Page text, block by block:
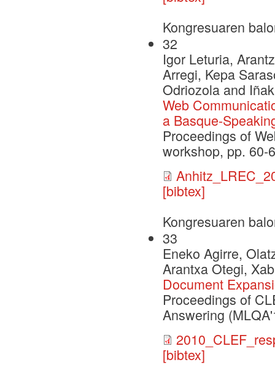
Kongresuaren
32
Igor Leturia,
Arregi, Kepa
Odriozola and
Web
a Basque-
Proceedings of
workshop, pp. 60-
[bibtex]
Kongresuaren
33
Eneko Agirre,
Arantxa Otegi,
Document
Proceedings of
Answering
[bibtex]